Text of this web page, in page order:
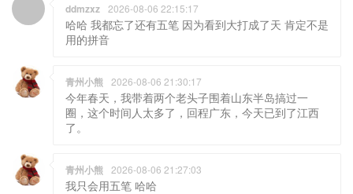
ddmzxz 2026-08-06 22:15:17
哈哈 我都忘了还有五笔 因为看到大打成了天 肯定不是
用的拼音
青州小熊 2026-08-06 21:30:17
今年春天，我带着两个老头子围着山东半岛搞过一
圈，这个时间人太多了，回程广东，今天已到了江西
了。
青州小熊 2026-08-06 21:27:03
我只会用五笔 哈哈